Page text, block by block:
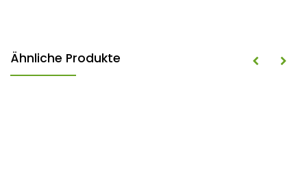
Ähnliche Produkte